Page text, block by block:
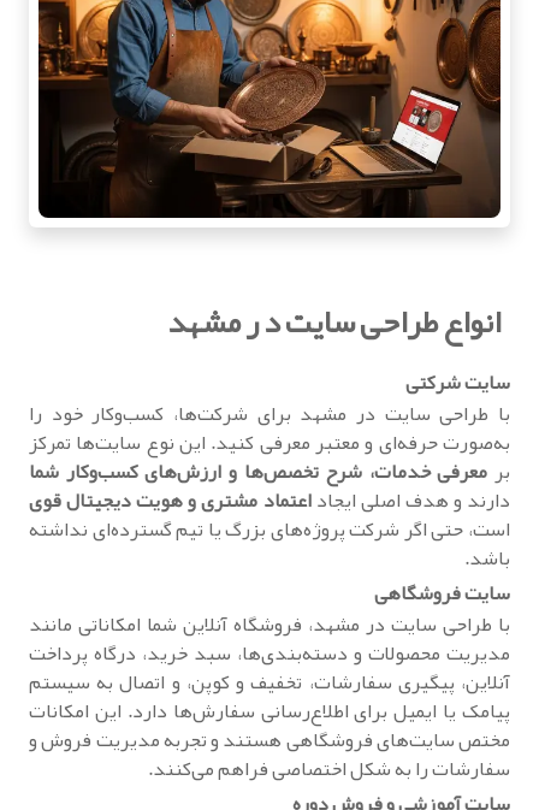
انواع طراحی سایت د ر مشهد
سایت شرکتی
با طراحی سایت در مشهد برای شرکت‌ها، کسب‌وکار خود را
به‌صورت حرفه‌ای و معتبر معرفی کنید. این نوع سایت‌ها تمرکز
برمعرفی خدمات، شرح تخصص‌ها و ارزش‌های کسب‌وکار شما
دارند و هدف اصلی ایجاداعتماد مشتری و هویت دیجیتال قوی
است، حتی اگر شرکت پروژه‌های بزرگ یا تیم گسترده‌ای نداشته
باشد.
سایت فروشگاهی
با طراحی سایت در مشهد، فروشگاه آنلاین شما امکاناتی مانند
مدیریت محصولات و دسته‌بندی‌ها، سبد خرید، درگاه پرداخت
آنلاین، پیگیری سفارشات، تخفیف و کوپن، و اتصال به سیستم
پیامک یا ایمیل برای اطلاع‌رسانی سفارش‌ها دارد. این امکانات
مختص سایت‌های فروشگاهی هستند و تجربه مدیریت فروش و
سفارشات را به شکل اختصاصی فراهم می‌کنند.